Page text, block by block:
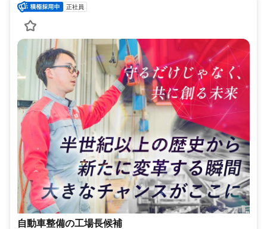
正社員
自動車整備の工場長候補